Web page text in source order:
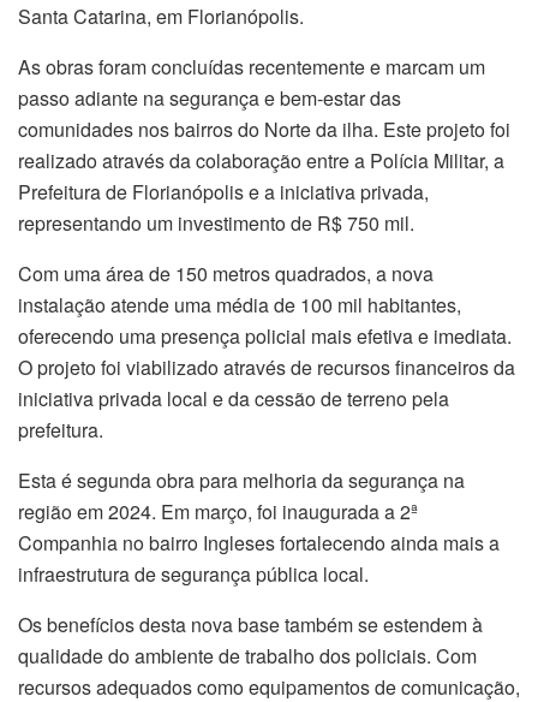
Santa Catarina, em Florianópolis.
As obras foram concluídas recentemente e marcam um
passo adiante na segurança e bem-estar das
comunidades nos bairros do Norte da ilha. Este projeto foi
realizado através da colaboração entre a Polícia Militar, a
Prefeitura de Florianópolis e a iniciativa privada,
representando um investimento de R$ 750 mil.
Com uma área de 150 metros quadrados, a nova
instalação atende uma média de 100 mil habitantes,
oferecendo uma presença policial mais efetiva e imediata.
O projeto foi viabilizado através de recursos financeiros da
iniciativa privada local e da cessão de terreno pela
prefeitura.
Esta é segunda obra para melhoria da segurança na
região em 2024. Em março, foi inaugurada a 2ª
Companhia no bairro Ingleses fortalecendo ainda mais a
infraestrutura de segurança pública local.
Os benefícios desta nova base também se estendem à
qualidade do ambiente de trabalho dos policiais. Com
recursos adequados como equipamentos de comunicação,